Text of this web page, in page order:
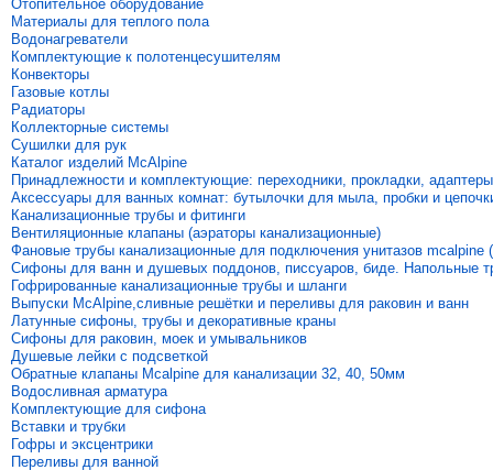
Отопительное оборудование
Материалы для теплого пола
Водонагреватели
Комплектующие к полотенцесушителям
Конвекторы
Газовые котлы
Радиаторы
Коллекторные системы
Сушилки для рук
Каталог изделий McAlpine
Принадлежности и комплектующие: переходники, прокладки, адаптеры
Аксессуары для ванных комнат: бутылочки для мыла, пробки и
Канализационные трубы и фитинги
Вентиляционные клапаны (аэраторы канализационные)
Фановые трубы канализационные для подключения унитазов mcalpine
Сифоны для ванн и душевых поддонов, писсуаров, биде. Напольные
Гофрированные канализационные трубы и шланги
Выпуски McAlpine,сливные решётки и переливы для раковин и ванн
Латунные сифоны, трубы и декоративные краны
Сифоны для раковин, моек и умывальников
Душевые лейки с подсветкой
Обратные клапаны Mcalpine для канализации 32, 40, 50мм
Водосливная арматура
Комплектующие для сифона
Вставки и трубки
Гофры и эксцентрики
Переливы для ванной